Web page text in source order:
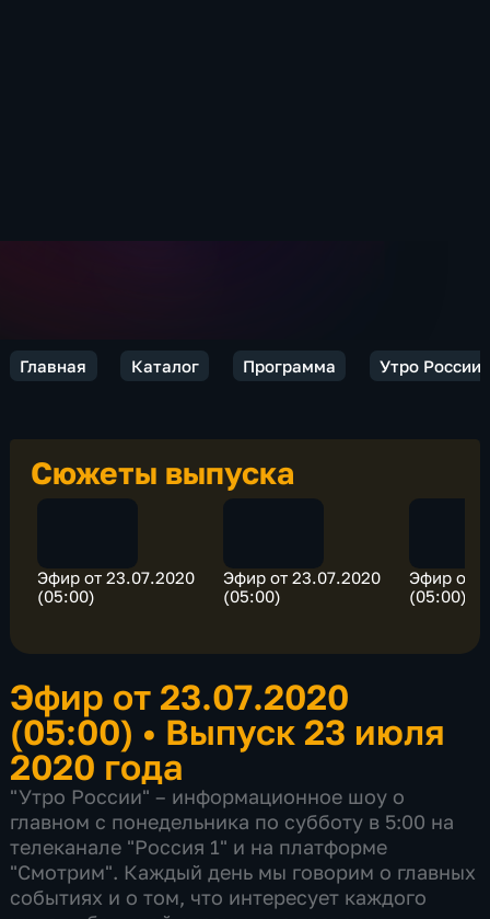
Главная Каталог Программа Утро России
Сюжеты выпуска
Эфир от 23.07.2020
(05:00)
Эфир от 23.07.2020
(05:00)
Эфир от
(05:00)
Эфир от 23.07.2020
(05:00) • Выпуск 23 июля
2020 года
"Утро России" – информационное шоу о
главном с понедельника по субботу в 5:00 на
телеканале "Россия 1" и на платформе
"Смотрим". Каждый день мы говорим о главных
событиях и о том, что интересует каждого